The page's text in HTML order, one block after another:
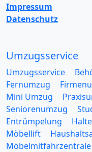
Impressum
Datenschutz
Umzugsservice
Umzugsservice
Fernumzug
Mini Umzug
Seniorenumzug
Entrümpelung
Möbellift
Möbelmitfahrzentrale